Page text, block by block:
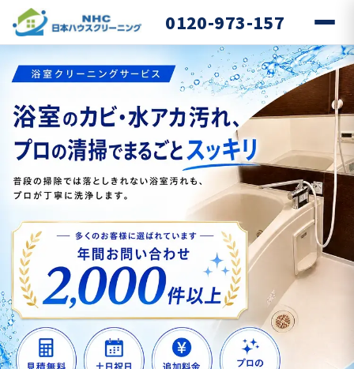
0120-973-157
名古屋市・春日井市・一宮市の